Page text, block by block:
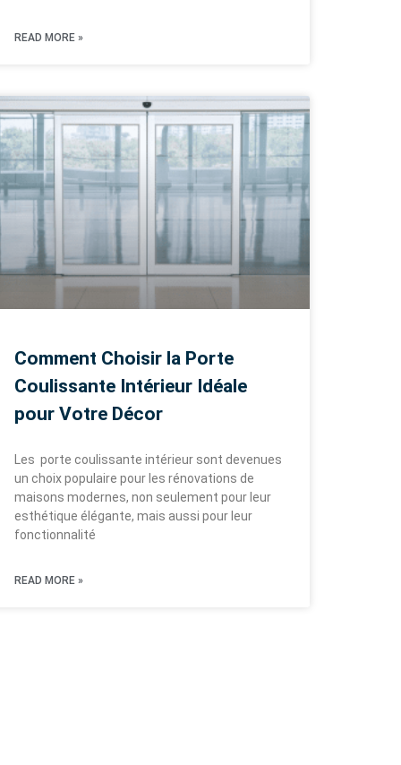
READ MORE »
Comment Choisir la Porte
Coulissante Intérieur Idéale
pour Votre Décor
Les porte coulissante intérieur sont devenues
un choix populaire pour les rénovations de
maisons modernes, non seulement pour leur
esthétique élégante, mais aussi pour leur
fonctionnalité
READ MORE »